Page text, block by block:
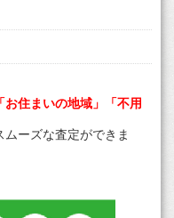
住まいの地域」「不用
ーズな査定ができま